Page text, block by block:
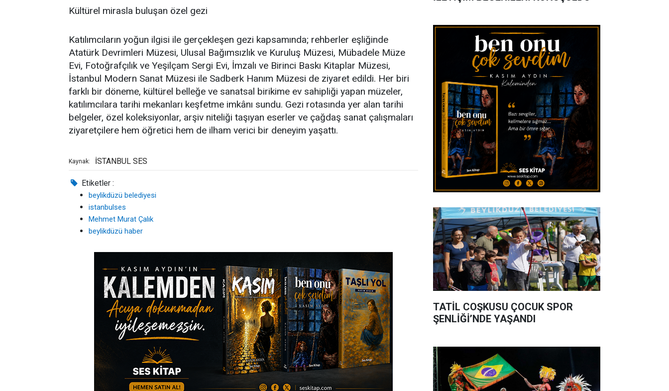
Kültürel mirasla buluşan özel gezi
Katılımcıların yoğun ilgisi ile gerçekleşen gezi kapsamında; rehberler eşliğinde
Atatürk Devrimleri Müzesi, Ulusal Bağımsızlık ve Kuruluş Müzesi, Mübadele Müze
Evi, Fotoğrafçılık ve Yeşilçam Sergi Evi, İmzalı ve Birinci Baskı Kitaplar Müzesi,
İstanbul Modern Sanat Müzesi ile Sadberk Hanım Müzesi de ziyaret edildi. Her biri
farklı bir döneme, kültürel belleğe ve sanatsal birikime ev sahipliği yapan müzeler,
katılımcılara tarihi mekanları keşfetme imkânı sundu. Gezi rotasında yer alan tarihi
belgeler, özel koleksiyonlar, arşiv niteliği taşıyan eserler ve çağdaş sanat çalışmaları
ziyaretçilere hem öğretici hem de ilham verici bir deneyim yaşattı.
Kaynak: İSTANBUL SES
Etiketler :
beylikdüzü belediyesi
istanbulses
Mehmet Murat Çalık
beylikdüzü haber
TATİL COŞKUSU ÇOCUK SPOR
ŞENLİĞİ’NDE YAŞANDI